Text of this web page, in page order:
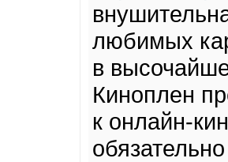
любимых
в
Киноплен
к онлайн-